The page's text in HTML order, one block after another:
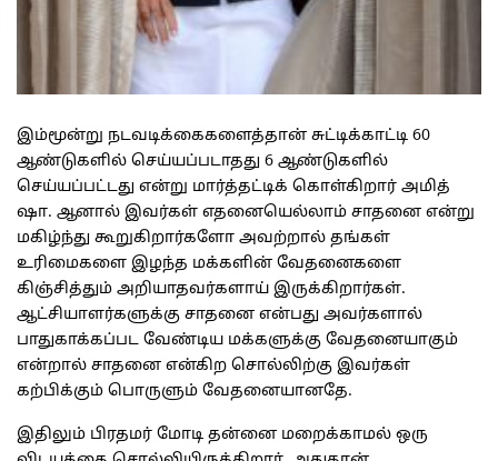
இம்மூன்று நடவடிக்கைகளைத்தான் சுட்டிக்காட்டி 60
ஆண்டுகளில் செய்யப்படாதது 6 ஆண்டுகளில்
செய்யப்பட்டது என்று மார்த்தட்டிக் கொள்கிறார் அமித்
ஷா. ஆனால் இவர்கள் எதனையெல்லாம் சாதனை என்று
மகிழ்ந்து கூறுகிறார்களோ அவற்றால் தங்கள்
உரிமைகளை இழந்த மக்களின் வேதனைகளை
கிஞ்சித்தும் அறியாதவர்களாய் இருக்கிறார்கள்.
ஆட்சியாளர்களுக்கு சாதனை என்பது அவர்களால்
பாதுகாக்கப்பட வேண்டிய மக்களுக்கு வேதனையாகும்
என்றால் சாதனை என்கிற சொல்லிற்கு இவர்கள்
கற்பிக்கும் பொருளும் வேதனையானதே.
இதிலும் பிரதமர் மோடி தன்னை மறைக்காமல் ஒரு